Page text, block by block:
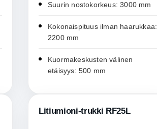
Suurin nostokorkeus: 3000 mm
Kokonaispituus ilman haarukkaa:
2200 mm
Kuormakeskusten välinen
etäisyys: 500 mm
Litiumioni-trukki RF25L